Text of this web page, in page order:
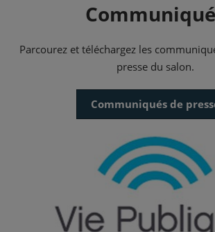
Parcourez et téléchargez les
presse du salon.
Communiqués de